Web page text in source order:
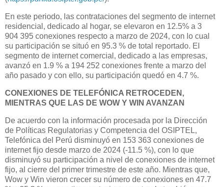
En este periodo, las contrataciones del segmento de internet
residencial, dedicado al hogar, se elevaron en 12.5% a 3
904 395 conexiones respecto a marzo de 2024, con lo cual
su participación se situó en 95.3 % de total reportado. El
segmento de internet comercial, dedicado a las empresas,
avanzó en 1.9 % a 194 252 conexiones frente a marzo del
año pasado y con ello, su participación quedó en 4.7 %.
CONEXIONES DE TELEFÓNICA RETROCEDEN,
MIENTRAS QUE LAS DE WOW Y WIN AVANZAN
De acuerdo con la información procesada por la Dirección
de Políticas Regulatorias y Competencia del OSIPTEL,
Telefónica del Perú disminuyó en 153 363 conexiones de
internet fijo desde marzo de 2024 (-11.5 %), con lo que
disminuyó su participación a nivel de conexiones de internet
fijo, al cierre del primer trimestre de este año. Mientras que,
Wow y Win vieron crecer su número de conexiones en 47.7